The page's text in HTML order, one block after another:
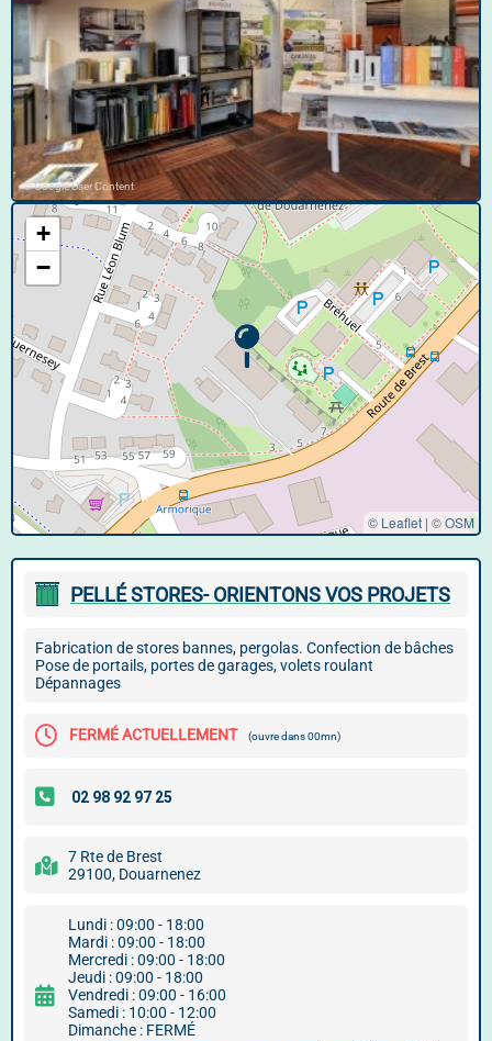
© Google User Content
+
−
© Leaflet | ©OSM
PELLÉ STORES- ORIENTONS VOS PROJETS
Fabrication de stores bannes, pergolas. Confection de bâches
Pose de portails, portes de garages, volets roulant
Dépannages
FERMÉ ACTUELLEMENT (ouvre dans 00mn)
7 Rte de Brest
29100, Douarnenez
Lundi : 09:00 - 18:00
Mardi : 09:00 - 18:00
Mercredi : 09:00 - 18:00
Jeudi : 09:00 - 18:00
Vendredi : 09:00 - 16:00
Samedi : 10:00 - 12:00
Dimanche : FERMÉ